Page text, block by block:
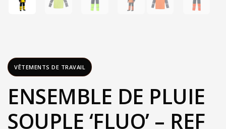
VÊTEMENTS DE TRAVAIL
ENSEMBLE DE PLUIE
SOUPLE ‘FLUO’ – REF